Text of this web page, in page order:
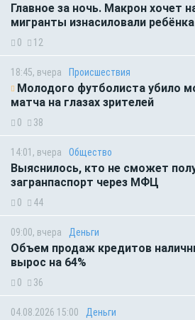
Главное за ночь. Макрон хочет
мигранты изнасиловали ребёнка
0 12
18:45, вчера Происшествия
Молодого футболиста убило
матча на глазах зрителей
0 38
14:01, вчера Общество
Выяснилось, кто не сможет
загранпаспорт через МФЦ
0 44
09:00, вчера Деньги
Объем продаж кредитов
вырос на 64%
0 36
04.08.2026 15:00 Деньги